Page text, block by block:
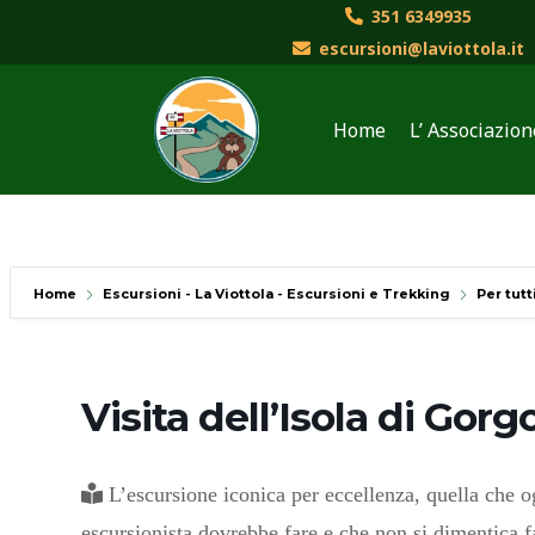
351 6349935
escursioni@laviottola.it
Home L’
Home Escursioni - La Viottola - Escursioni e Trekking Per tutti
Visita dell’Isola di
L’escursione iconica per eccellenza, quella che